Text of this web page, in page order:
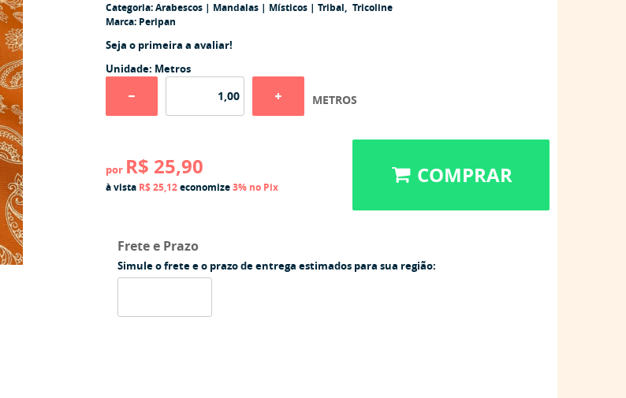
Categoria: Arabescos | Mandalas | Místicos | Tribal
Tricoline
Marca: Peripan
Seja o primeira a avaliar!
Unidade: Metros
METROS
por R$ 25,90
à vista R$ 25,12economize3% no Pix COMPRAR
Frete e Prazo
Simule o frete e o prazo de entrega estimados para sua região: